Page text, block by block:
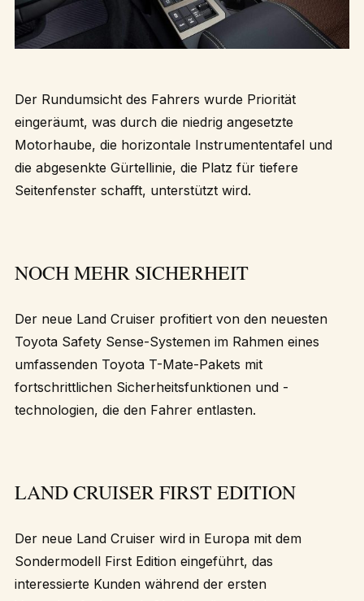
Der Rundumsicht des Fahrers wurde Priorität
eingeräumt, was durch die niedrig angesetzte
Motorhaube, die horizontale Instrumententafel und
die abgesenkte Gürtellinie, die Platz für tiefere
Seitenfenster schafft, unterstützt wird.
NOCH MEHR SICHERHEIT
Der neue Land Cruiser profitiert von den neuesten
Toyota Safety Sense-Systemen im Rahmen eines
umfassenden Toyota T-Mate-Pakets mit
fortschrittlichen Sicherheitsfunktionen und -
technologien, die den Fahrer entlasten.
LAND CRUISER FIRST EDITION
Der neue Land Cruiser wird in Europa mit dem
Sondermodell First Edition eingeführt, das
interessierte Kunden während der ersten